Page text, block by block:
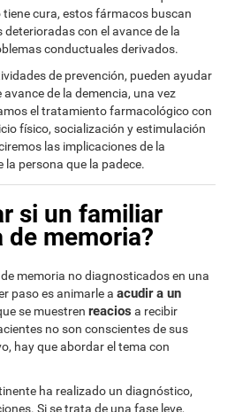
cura, estos fármacos buscan
con el avance de la
conductuales derivados.
de prevención, pueden ayudar
de la demencia, una vez
el tratamiento farmacológico con
físico, socialización y estimulación
las implicaciones de la
la persona que la padece.
si un familiar
de memoria?
memoria no diagnosticados en una
paso es animarle aacudir a un
se muestrenreacios a recibir
no son conscientes de sus
hay que abordar el tema con
ha realizado un diagnóstico,
Si se trata de una fase leve,